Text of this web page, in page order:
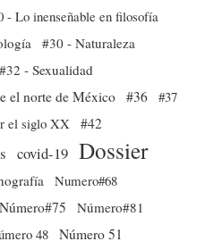
- Lo inenseñable en filosofía
#30 - Naturaleza
#32 - Sexualidad
el norte de México #36 #37
el siglo XX #42
covid-19 Dossier
Numero#68
Número#75
Número#81
48 Número 51